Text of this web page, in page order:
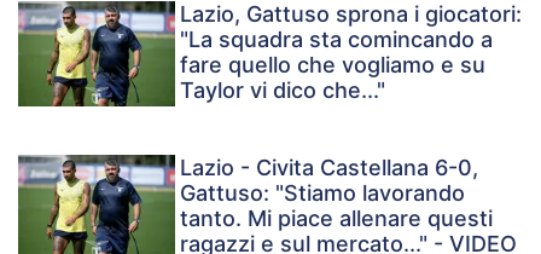
Lazio, Gattuso sprona i giocatori:
"La squadra sta comincando a
fare quello che vogliamo e su
Taylor vi dico che..."
Lazio - Civita Castellana 6-0,
Gattuso: "Stiamo lavorando
tanto. Mi piace allenare questi
ragazzi e sul mercato..." - VIDEO